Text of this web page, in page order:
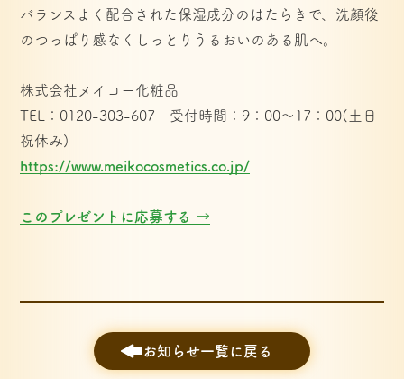
バランスよく配合された保湿成分のはたらきで、洗顔後
のつっぱり感なくしっとりうるおいのある肌へ。
株式会社メイコー化粧品
TEL：0120-303-607　受付時間：9：00～17：00(土日
祝休み)
https://www.meikocosmetics.co.jp/
このプレゼントに応募する →
お知らせ一覧に戻る